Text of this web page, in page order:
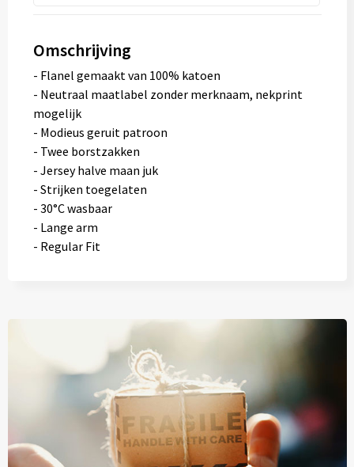
Omschrijving
- Flanel gemaakt van 100% katoen
- Neutraal maatlabel zonder merknaam, nekprint
mogelijk
- Modieus geruit patroon
- Twee borstzakken
- Jersey halve maan juk
- Strijken toegelaten
- 30°C wasbaar
- Lange arm
- Regular Fit